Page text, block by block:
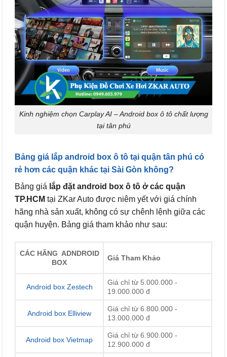
Kinh nghiệm chọn Carplay AI – Android box ô tô chất lượng
tại tân phú
Bảng giá lắp android box ô tô tại quận tân phú có
rẻ hơn các quận khác tại Sài Gòn không?
Bảng giá lắp đặt android box ô tô ở các quận
TP.HCM tại ZKar Auto được niêm yết với giá chính
hãng nhà sản xuất, không có sự chênh lệnh giữa các
quận huyện. Bảng giá tham khảo như sau:
CÁC HÃNG ADNDROID
BOX
Giá Tham Khảo
Android box Zestech
Giá chỉ từ 5.000.000 -
19.000.000 đ
Android box Elliview
Giá chỉ từ 6.800.000 -
13.000.000 đ
Android box Vietmap
Giá chỉ từ 6.900.000 -
12.900.000 đ